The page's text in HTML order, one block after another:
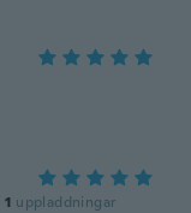
1 uppladdningar